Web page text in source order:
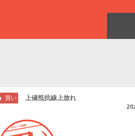
買い 上値抵抗線上放れ